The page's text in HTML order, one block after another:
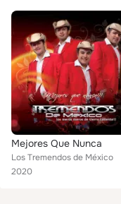
Mejores Que Nunca
Los Tremendos de México
2020